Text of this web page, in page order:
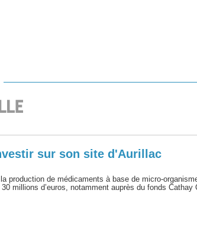
sur son site d'Aurillac
production de médicaments à base de micro-
millions d’euros, notamment auprès du fonds Cathay